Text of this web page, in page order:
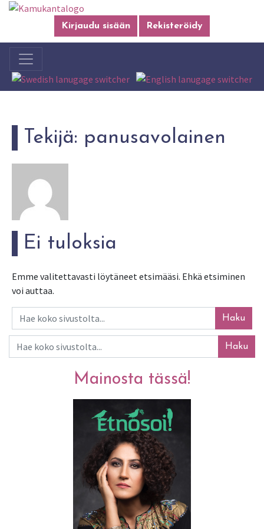
Kirjaudu sisään Rekisteröidy
Tekijä: panusavolainen
Ei tuloksia
Emme valitettavasti löytäneet etsimääsi. Ehkä etsiminen
voi auttaa.
Haku
Haku
Mainosta tässä!